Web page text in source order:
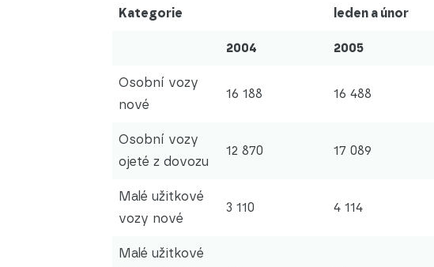
Kategorie leden a únor
2004 2005
Osobní vozy
nové
16 188 16 488
Osobní vozy
ojeté z dovozu
12 870 17 089
Malé užitkové
vozy nové
3 110 4 114
Malé užitkové